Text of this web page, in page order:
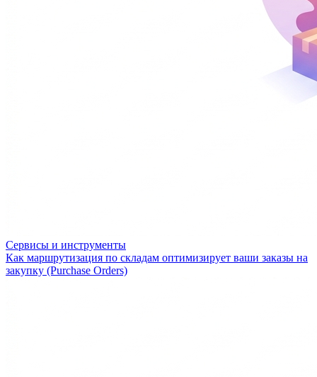
Сервисы и инструменты
Как маршрутизация по складам оптимизирует ваши заказы на
закупку (Purchase Orders)